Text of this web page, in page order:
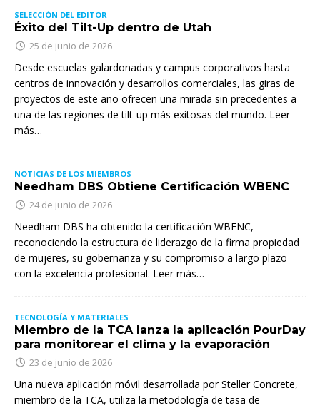
SELECCIÓN DEL EDITOR
Éxito del Tilt-Up dentro de Utah
25 de junio de 2026
Desde escuelas galardonadas y campus corporativos hasta
centros de innovación y desarrollos comerciales, las giras de
proyectos de este año ofrecen una mirada sin precedentes a
una de las regiones de tilt-up más exitosas del mundo. Leer
más…
NOTICIAS DE LOS MIEMBROS
Needham DBS Obtiene Certificación WBENC
24 de junio de 2026
Needham DBS ha obtenido la certificación WBENC,
reconociendo la estructura de liderazgo de la firma propiedad
de mujeres, su gobernanza y su compromiso a largo plazo
con la excelencia profesional. Leer más…
TECNOLOGÍA Y MATERIALES
Miembro de la TCA lanza la aplicación PourDay
para monitorear el clima y la evaporación
23 de junio de 2026
Una nueva aplicación móvil desarrollada por Steller Concrete,
miembro de la TCA, utiliza la metodología de tasa de